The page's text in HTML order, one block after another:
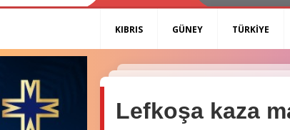
KIBRIS GÜNEY TÜRKİYE
Lefkoşa kaza